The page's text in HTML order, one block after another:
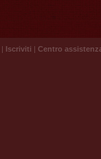
| Iscriviti | Centro